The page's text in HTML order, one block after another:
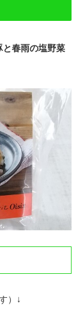
と春雨の塩野菜
）↓